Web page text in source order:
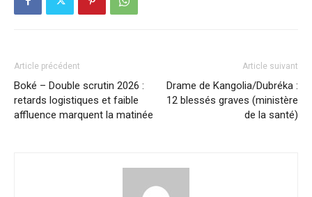
Article précédent
Boké – Double scrutin 2026 :
retards logistiques et faible
affluence marquent la matinée
Article suivant
Drame de Kangolia/Dubréka :
12 blessés graves (ministère
de la santé)